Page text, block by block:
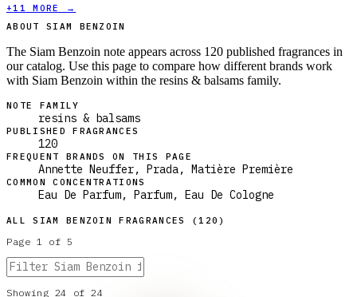
+11
MORE →
ABOUT SIAM BENZOIN
The Siam Benzoin note appears across 120 published fragrances in
our catalog. Use this page to compare how different brands work
with Siam Benzoin within the resins & balsams family.
NOTE FAMILY
resins & balsams
PUBLISHED FRAGRANCES
120
FREQUENT BRANDS ON THIS PAGE
Annette Neuffer, Prada, Matière Première
COMMON CONCENTRATIONS
Eau De Parfum, Parfum, Eau De Cologne
ALLSIAM BENZOIN FRAGRANCES (120 )
Page 1 of 5
Showing 24 of24